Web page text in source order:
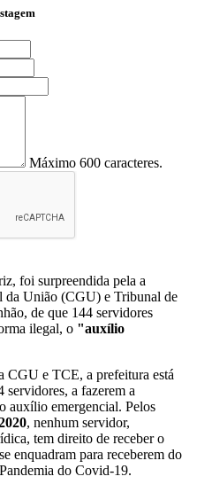
Máximo 600 caracteres.
foi surpreendida pela a
da União (CGU) e Tribunal de
de que 144 servidores
ilegal, o "auxílio
CGU e TCE, a prefeitura está
servidores, a fazerem a
auxílio emergencial. Pelos
, nenhum servidor,
tem direito de receber o
enquadram para receberem do
do Covid-19.